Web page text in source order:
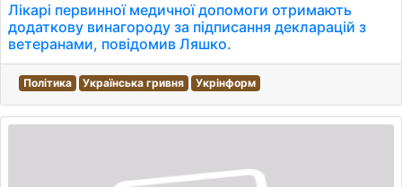
Лікарі первинної медичної допомоги отримають
додаткову винагороду за підписання декларацій з
ветеранами, повідомив Ляшко.
Політика Українська гривня Укрінформ